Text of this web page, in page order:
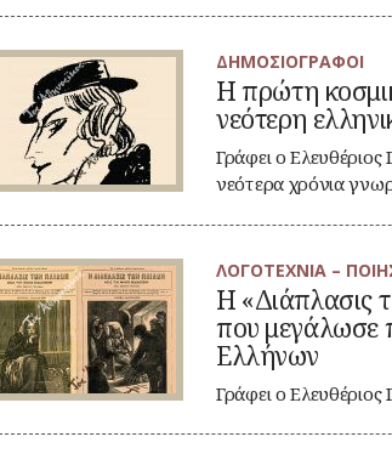
ΔΗΜΟΣΙΟΓΡΑΦΟΙ
Η πρώτη
νεότερη
Γράφει ο Ελευθέριος
νεότερα χρόνια
ΛΟΓΟΤΕΧΝΙΑ –
Η «Διάπλασις
που μεγάλωσε
Ελλήνων
Γράφει ο Ελευθέριος